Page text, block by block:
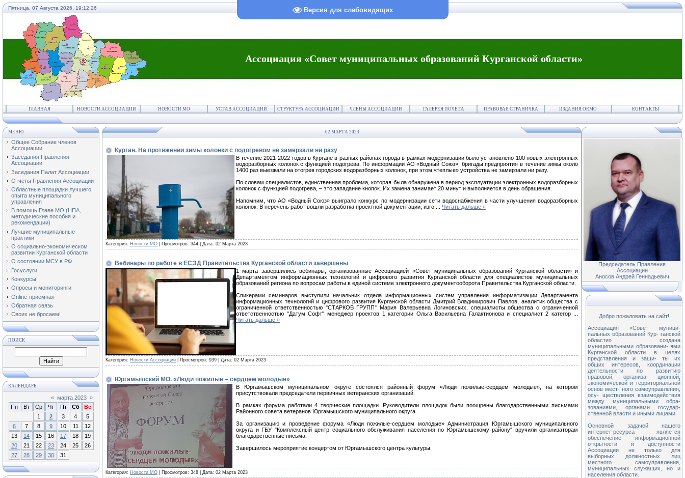
Версия для слабовидящих
Пятница, 07 Августа 2026, 19:12:27
Ассоциация «Совет муниципальных образований Курганской области»
ГЛАВНАЯ НОВОСТИ АССОЦИАЦИИ НОВОСТИ МО УСТАВ АССОЦИАЦИИ СТРУКТУРА АССОЦИАЦИИ ЧЛЕНЫ АССОЦИАЦИИ ГАЛЕРЕЯ ПОЧЕТА ПРАВОВАЯ СТРАНИЧКА ИЗДАНИЯ ОКМО КОНТАКТЫ
МЕНЮ
Общее Собрание членов
Ассоциации
Заседания Правления
Ассоциации
Заседания Палат Ассоциации
Отчеты Правления Ассоциации
Областные площадки лучшего
опыта муниципального
управления
В помощь Главе МО (НПА,
методические пособия и
рекомендации)
Лучшие муниципальные
практики
О социально-экономическом
развитии Курганской области
О состоянии МСУ в РФ
Госуслуги
Конкурсы
Опросы и мониторинги
Online-приемная
Обратная связь
Своих не бросаем!
ПОИСК
КАЛЕНДАРЬ
« марта 2023 »
Пн
Вт Ср Чт Пт Сб
Вс
1
2 3 4
5
6
7 8 9 10 11
12
13
14 15 16 17 18
19
20
21 22 23 24 25
26
27
28 29 30 31
02 МАРТА 2023
Курган. На протяжении зимы колонки с подогревом не замерзали ни разу
В течение 2021-2022 годов в Кургане в разных районах города в рамках модернизации было установлено 100 новых электронных
водоразборных колонок с функцией подогрева. По информации АО «Водный Союз», бригады предприятия в течение зимы около
1400 раз выезжали на отогрев городских водоразборных колонок, при этом «теплые» устройства не замерзали ни разу.
По словам специалистов, единственная проблема, которая была обнаружена в период эксплуатации электронных водоразборных
колонок с функцией подогрева, – это западание кнопок. Их замена занимает 20 минут и выполняется в день обращения.
Напомним, что АО «Водный Союз» выиграло конкурс по модернизации сети водоснабжения в части улучшения водоразборных
колонок. В перечень работ вошли разработка проектной документации, изго
Читать дальше »
Категория: Новости МО | Просмотров: 344 | Дата: 02 Марта 2023
Вебинары по работе в ЕСЭД Правительства Курганской области завершены
1 марта завершились вебинары, организованные Ассоциацией «Совет муниципальных образований Курганской области» и
Департаментом информационных технологий и цифрового развития Курганской области для специалистов муниципальных
образований региона по вопросам работы в единой системе электронного документооборота Правительства Курганской области.
Спикерами семинаров выступили начальник отдела информационных систем управления информатизации Департамента
информационных технологий и цифрового развития Курганской области Дмитрий Владимирович Павлов, аналитик общества с
ограниченной ответственностью "СТАРКОВ ГРУПП" Мария Валерьевна Логиновских, специалисты общества с ограниченной
ответственностью "Датум Софт" менеджер проектов 1 категории Ольга Васильевна Галактионова и специалист 2 категор
Читать дальше »
Категория: Новости Ассоциации | Просмотров: 939 | Дата: 02 Марта 2023
Юргамышский МО. «Люди пожилые – сердцем молодые»
В Юргамышском муниципальном округе состоялся районный форум «Люди пожилые-сердцем молодые», на котором
присутствовали председатели первичных ветеранских организаций.
В рамках форума работали 4 творческие площадки. Руководители площадок были поощрены благодарственными письмами
Районного совета ветеранов Юргамышского муниципального округа.
За организацию и проведение форума «Люди пожилые-сердцем молодые» Администрация Юргамышского муниципального
округа и ГБУ "Комплексный центр социального обслуживания населения по Юргамышскому району" вручили организаторам
благодарственные письма.
Завершилось мероприятие концертом от Юргамышского центра культуры.
Категория: Новости МО | Просмотров: 348 | Дата: 02 Марта 2023
Председатель Правления
Ассоциации
Аносов Андрей Геннадьевич
Добро пожаловать на сайт!
Ассоциация «Совет муници-
пальных образований Кур- ганской
области» создана
муниципальными образовани- ями
Курганской области в целях
представления и защи- ты их
общих интересов, координации
деятельности по развитию
правовой, организа- ционной,
экономической и территориальной
основ мест- ного самоуправления,
осу- ществления взаимодействия
между муниципальными обра-
зованиями, органами государ-
ственной власти и иными лицами.
Основной задачей нашего
интернет-ресурса является
обеспечение информационной
открытости и доступности
Ассоциации не только для
выборных должностных лиц
местного самоуправления,
муниципальных служащих, но и
населения области.